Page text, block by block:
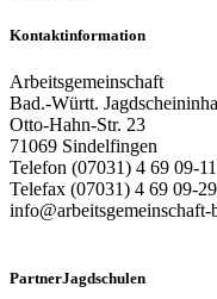
Kontaktinformation
Arbeitsgemeinschaft
Bad.-Württ.
Otto-Hahn-Str. 23
71069 Sindelfingen
Telefon (07031) 4 69 09-11
Telefax (07031) 4 69 09-29
info@arbeitsgemeinschaft-
PartnerJagdschulen